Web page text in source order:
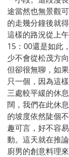
途當然也無景觀
的走幾分鐘後就
這樣的路況從上
15：00還是如此
少不會從松茂方
但卻很無聊，如
只一個，因為這
三處較平緩的休
闊，我們在此休
的坡度依然陡個
趣可言，好不容
動。這天就在推
廚男的創意料理